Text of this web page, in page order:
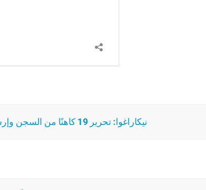
نيكاراغوا: تحرير 19 كاهنًا من السجن وإرسالهم إلى الفاتيكان من دون عودة